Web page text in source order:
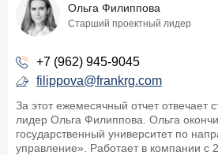
Ольга Филиппова
Старший проектный лидер
+7 (962) 945-9045
filippova@frankrg.com
За этот ежемесячный отчет отвечает
лидер Ольга Филиппова. Ольга
государственный университет по
управление». Работает в компании с